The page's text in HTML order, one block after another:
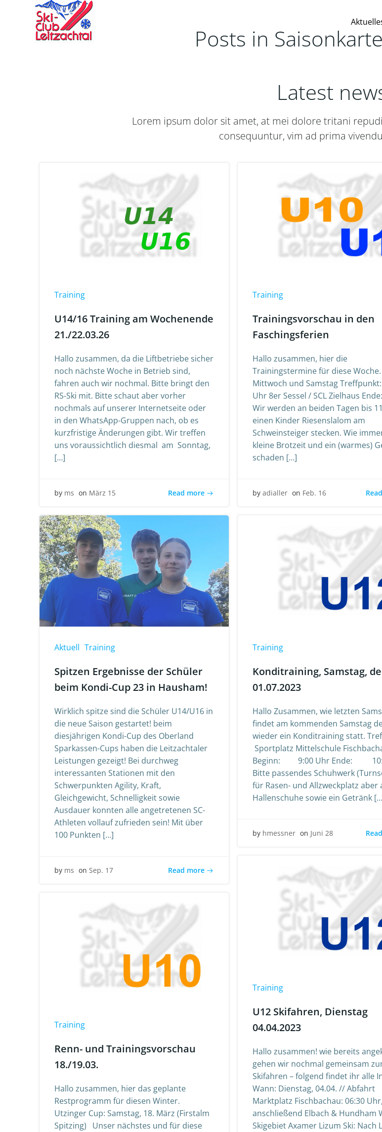
Posts in Saisonkarte
Latest
Lorem ipsum dolor sit amet, at mei dolore tritani
consequuntur, vim ad prima
Training
U14/16 Training am Wochenende
21./22.03.26
Hallo zusammen, da die Liftbetriebe sicher
noch nächste Woche in Betrieb sind,
fahren auch wir nochmal. Bitte bringt den
RS-Ski mit. Bitte schaut aber vorher
nochmals auf unserer Internetseite oder
in den WhatsApp-Gruppen nach, ob es
kurzfristige Änderungen gibt. Wir treffen
uns voraussichtlich diesmal am Sonntag,
[…]
by ms on März 15 Read more
Training
Trainingsvorschau in den
Faschingsferien
Hallo zusammen, hier die
Trainingstermine für diese Woche.
Mittwoch und Samstag
Uhr 8er Sessel / SCL Zielhaus
Wir werden an beiden Tagen bis
einen Kinder Riesenslalom am
Schweinsteiger stecken. Wie
kleine Brotzeit und ein (warmes)
schaden […]
by adialler on Feb. 16
Aktuell Training
Spitzen Ergebnisse der Schüler
beim Kondi-Cup 23 in Hausham!
Wirklich spitze sind die Schüler U14/U16 in
die neue Saison gestartet! beim
diesjährigen Kondi-Cup des Oberland
Sparkassen-Cups haben die Leitzachtaler
Leistungen gezeigt! Bei durchweg
interessanten Stationen mit den
Schwerpunkten Agility, Kraft,
Gleichgewicht, Schnelligkeit sowie
Ausdauer konnten alle angetretenen SC-
Athleten vollauf zufrieden sein! Mit über
100 Punkten […]
by ms on Sep. 17 Read more
Training
Konditraining, Samstag,
01.07.2023
Hallo Zusammen, wie letzten
findet am kommenden Samstag
wieder ein Konditraining statt.
Sportplatz Mittelschule
Beginn: 9:00 Uhr Ende:
Bitte passendes Schuhwerk
für Rasen- und Allzweckplatz aber
Hallenschuhe sowie ein Getränk
by hmessner on Juni 28
Training
U12 Skifahren, Dienstag
04.04.2023
Hallo zusammen! wie bereits
gehen wir nochmal gemeinsam
Skifahren – folgend findet ihr alle
Wann: Dienstag, 04.04. // Abfahrt
Marktplatz Fischbachau: 06:30 Uhr,
anschließend Elbach & Hundham
Skigebiet Axamer Lizum Ski: Nach
Training
Renn- und Trainingsvorschau
18./19.03.
Hallo zusammen, hier das geplante
Restprogramm für diesen Winter.
Utzinger Cup: Samstag, 18. März (Firstalm
Spitzing) Unser nächstes und für diese